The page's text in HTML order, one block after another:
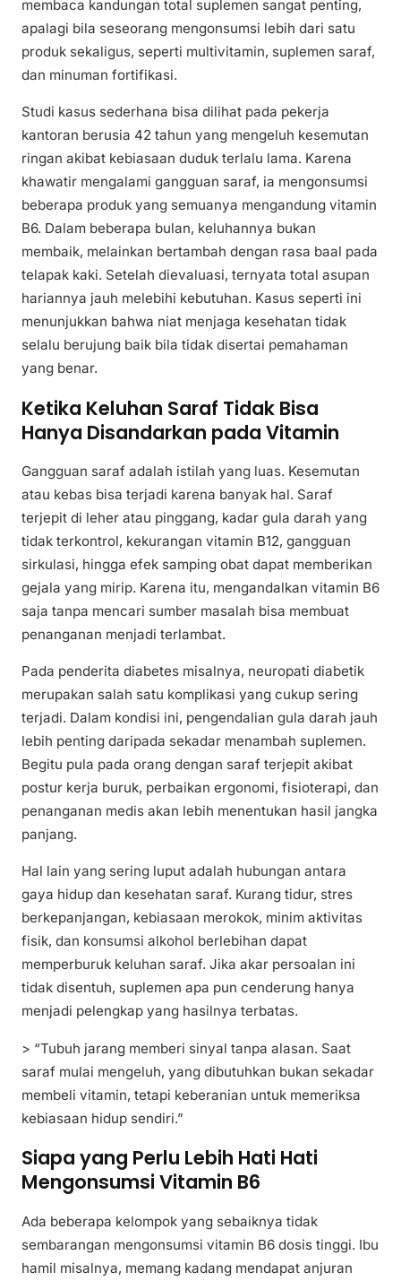
membaca kandungan total suplemen sangat penting,
apalagi bila seseorang mengonsumsi lebih dari satu
produk sekaligus, seperti multivitamin, suplemen saraf,
dan minuman fortifikasi.
Studi kasus sederhana bisa dilihat pada pekerja
kantoran berusia 42 tahun yang mengeluh kesemutan
ringan akibat kebiasaan duduk terlalu lama. Karena
khawatir mengalami gangguan saraf, ia mengonsumsi
beberapa produk yang semuanya mengandung vitamin
B6. Dalam beberapa bulan, keluhannya bukan
membaik, melainkan bertambah dengan rasa baal pada
telapak kaki. Setelah dievaluasi, ternyata total asupan
hariannya jauh melebihi kebutuhan. Kasus seperti ini
menunjukkan bahwa niat menjaga kesehatan tidak
selalu berujung baik bila tidak disertai pemahaman
yang benar.
Ketika Keluhan Saraf Tidak Bisa
Hanya Disandarkan pada Vitamin
Gangguan saraf adalah istilah yang luas. Kesemutan
atau kebas bisa terjadi karena banyak hal. Saraf
terjepit di leher atau pinggang, kadar gula darah yang
tidak terkontrol, kekurangan vitamin B12, gangguan
sirkulasi, hingga efek samping obat dapat memberikan
gejala yang mirip. Karena itu, mengandalkan vitamin B6
saja tanpa mencari sumber masalah bisa membuat
penanganan menjadi terlambat.
Pada penderita diabetes misalnya, neuropati diabetik
merupakan salah satu komplikasi yang cukup sering
terjadi. Dalam kondisi ini, pengendalian gula darah jauh
lebih penting daripada sekadar menambah suplemen.
Begitu pula pada orang dengan saraf terjepit akibat
postur kerja buruk, perbaikan ergonomi, fisioterapi, dan
penanganan medis akan lebih menentukan hasil jangka
panjang.
Hal lain yang sering luput adalah hubungan antara
gaya hidup dan kesehatan saraf. Kurang tidur, stres
berkepanjangan, kebiasaan merokok, minim aktivitas
fisik, dan konsumsi alkohol berlebihan dapat
memperburuk keluhan saraf. Jika akar persoalan ini
tidak disentuh, suplemen apa pun cenderung hanya
menjadi pelengkap yang hasilnya terbatas.
> “Tubuh jarang memberi sinyal tanpa alasan. Saat
saraf mulai mengeluh, yang dibutuhkan bukan sekadar
membeli vitamin, tetapi keberanian untuk memeriksa
kebiasaan hidup sendiri.”
Siapa yang Perlu Lebih Hati Hati
Mengonsumsi Vitamin B6
Ada beberapa kelompok yang sebaiknya tidak
sembarangan mengonsumsi vitamin B6 dosis tinggi. Ibu
hamil misalnya, memang kadang mendapat anjuran